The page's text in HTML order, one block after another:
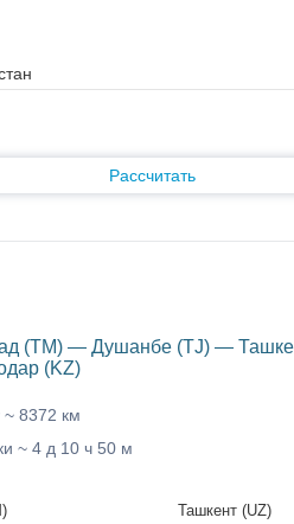
Рассчитать
(TM) — Душанбе (TJ) —
(KZ)
~ 8372 км
~ 4 д 10 ч 50 м
Ташкент (UZ)